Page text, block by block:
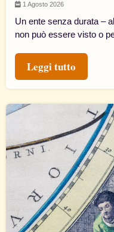
1 Agosto 2026
Un ente senza durata –
non può essere visto o
Leggi tutto